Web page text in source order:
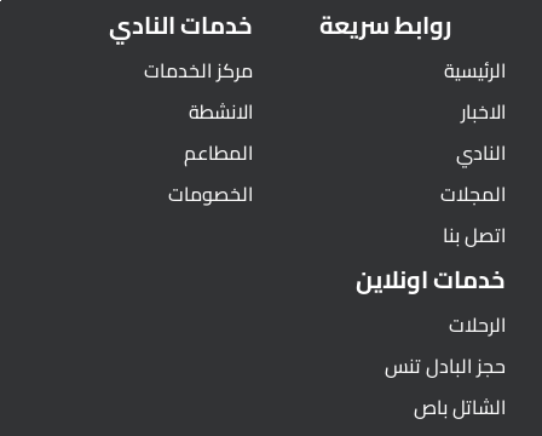
روابط سريعة
الرئيسية
الاخبار
النادي
المجلات
اتصل بنا
خدمات النادي
مركز الخدمات
الانشطة
المطاعم
الخصومات
خدمات اونلاين
الرحلات
حجز البادل تنس
الشاتل باص